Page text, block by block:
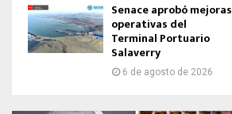
Senace aprobó mejoras
operativas del
Terminal Portuario
Salaverry
6 de agosto de 2026